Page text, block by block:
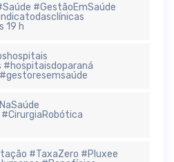
#GestãoEmSaúde
19 h
#TaxaZero #Pluxee